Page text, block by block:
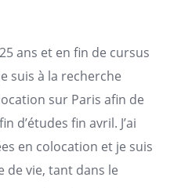
ans et en fin de cursus
suis à la recherche
sur Paris afin de
d’études fin avril. J’ai
en colocation et je suis
de vie, tant dans le